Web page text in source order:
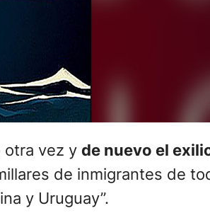
otra vez y de nuevo el
de inmigrantes de
y Uruguay”.